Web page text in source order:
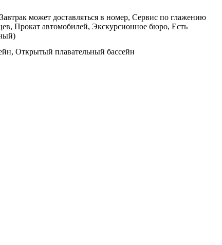
может доставляться в номер, Сервис по глажению
Прокат автомобилей, Экскурсионное бюро, Есть
Открытый плавательный бассейн